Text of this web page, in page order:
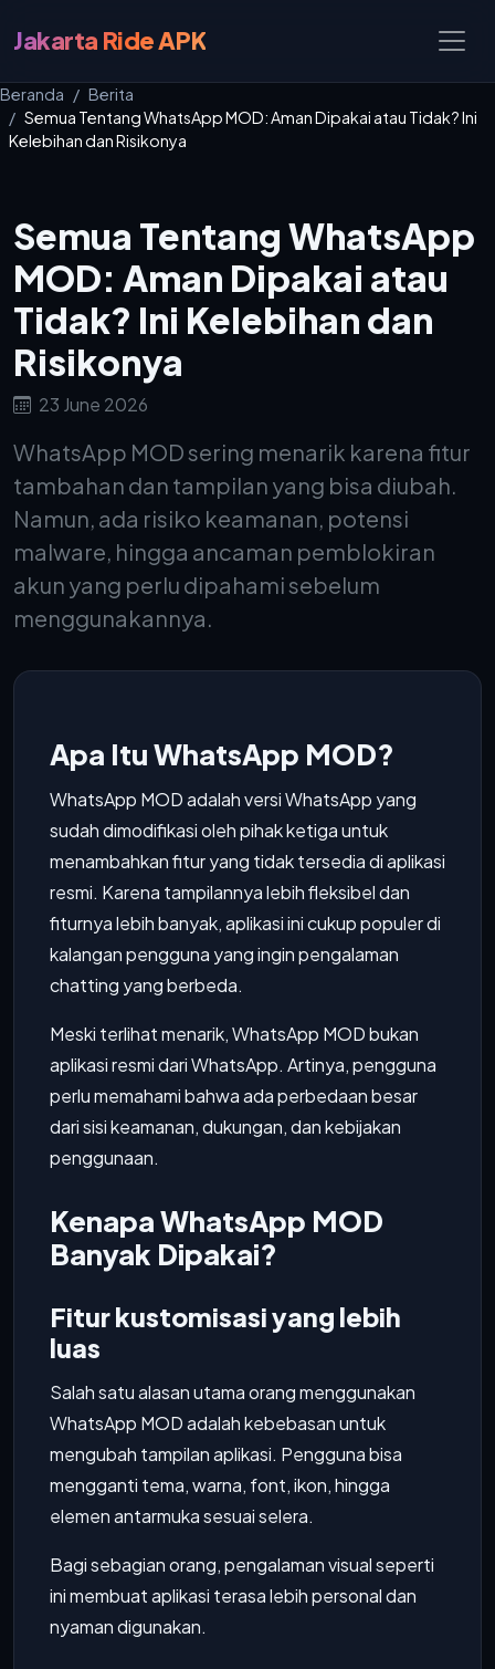
Jakarta Ride APK
Beranda
Berita
Semua Tentang WhatsApp MOD: Aman Dipakai atau Tidak? Ini
Kelebihan dan Risikonya
Semua Tentang WhatsApp
MOD: Aman Dipakai atau
Tidak? Ini Kelebihan dan
Risikonya
23 June 2026
WhatsApp MOD sering menarik karena fitur
tambahan dan tampilan yang bisa diubah.
Namun, ada risiko keamanan, potensi
malware, hingga ancaman pemblokiran
akun yang perlu dipahami sebelum
menggunakannya.
Apa Itu WhatsApp MOD?
WhatsApp MOD adalah versi WhatsApp yang
sudah dimodifikasi oleh pihak ketiga untuk
menambahkan fitur yang tidak tersedia di aplikasi
resmi. Karena tampilannya lebih fleksibel dan
fiturnya lebih banyak, aplikasi ini cukup populer di
kalangan pengguna yang ingin pengalaman
chatting yang berbeda.
Meski terlihat menarik, WhatsApp MOD bukan
aplikasi resmi dari WhatsApp. Artinya, pengguna
perlu memahami bahwa ada perbedaan besar
dari sisi keamanan, dukungan, dan kebijakan
penggunaan.
Kenapa WhatsApp MOD
Banyak Dipakai?
Fitur kustomisasi yang lebih
luas
Salah satu alasan utama orang menggunakan
WhatsApp MOD adalah kebebasan untuk
mengubah tampilan aplikasi. Pengguna bisa
mengganti tema, warna, font, ikon, hingga
elemen antarmuka sesuai selera.
Bagi sebagian orang, pengalaman visual seperti
ini membuat aplikasi terasa lebih personal dan
nyaman digunakan.